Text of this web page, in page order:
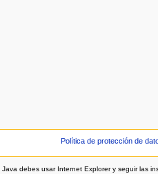
Política de protección de
debes usar Internet Explorer y seguir las